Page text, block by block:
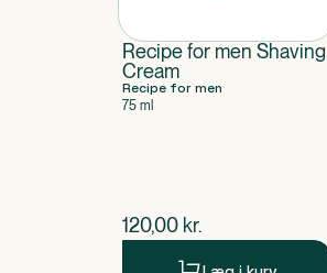
Recipe for men Shaving
Cream
Recipe for men
75 ml
$nuværende pris
120,00 kr.